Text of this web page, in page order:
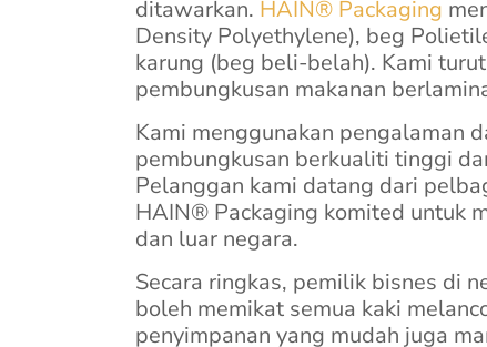
ditawarkan. HAIN® Packaging
Density Polyethylene), beg
karung (beg beli-belah). Kami
pembungkusan makanan
Kami menggunakan pengalaman
pembungkusan berkualiti tinggi
Pelanggan kami datang dari
HAIN® Packaging komited untuk
dan luar negara.
Secara ringkas, pemilik bisnes di
boleh memikat semua kaki
penyimpanan yang mudah juga